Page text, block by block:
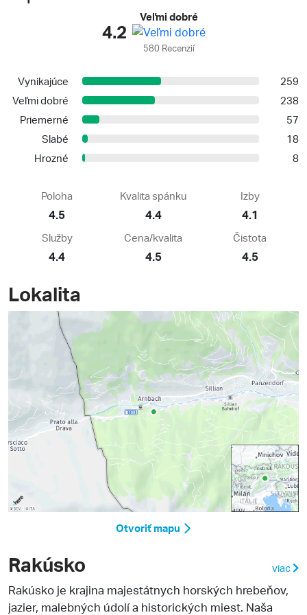
4.2
Veľmi dobré
580 Recenzií
Vynikajúce
259
Veľmi dobré
238
Priemerné
57
Slabé
18
Hrozné
8
Poloha
4.5
Kvalita spánku
4.4
Izby
4.1
Služby
4.4
Cena/kvalita
4.5
Čistota
4.5
Lokalita
Otvoriť mapu
Rakúsko viac
Rakúsko je krajina majestátnych horských hrebeňov,
jazier, malebných údolí a historických miest. Naša